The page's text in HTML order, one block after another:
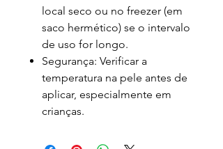
local seco ou no freezer (em
saco hermético) se o intervalo
de uso for longo.
Segurança: Verificar a
temperatura na pele antes de
aplicar, especialmente em
crianças.